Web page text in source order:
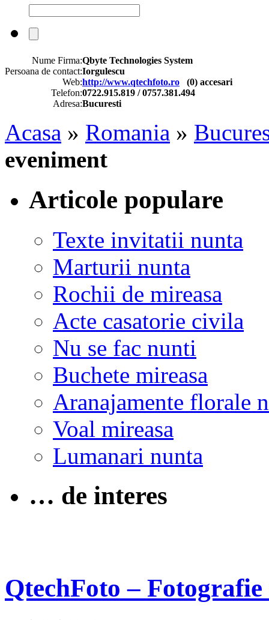
Nume Firma:Qbyte Technologies System
Persoana de contact:Iorgulescu
Web:http://www.qtechfoto.ro (0) accesari
Telefon:0722.915.819 / 0757.381.494
Adresa:Bucuresti
Acasa » Romania »
eveniment
Articole populare
Texte invitatii nunta
Marturii nunta
Rochii de mireasa
Acte casatorie civila
Nu se fac nunti
Buchete mireasa
Aranajamente florale
Voal mireasa
Lumanari nunta
… de interes
QtechFoto – Fotografie